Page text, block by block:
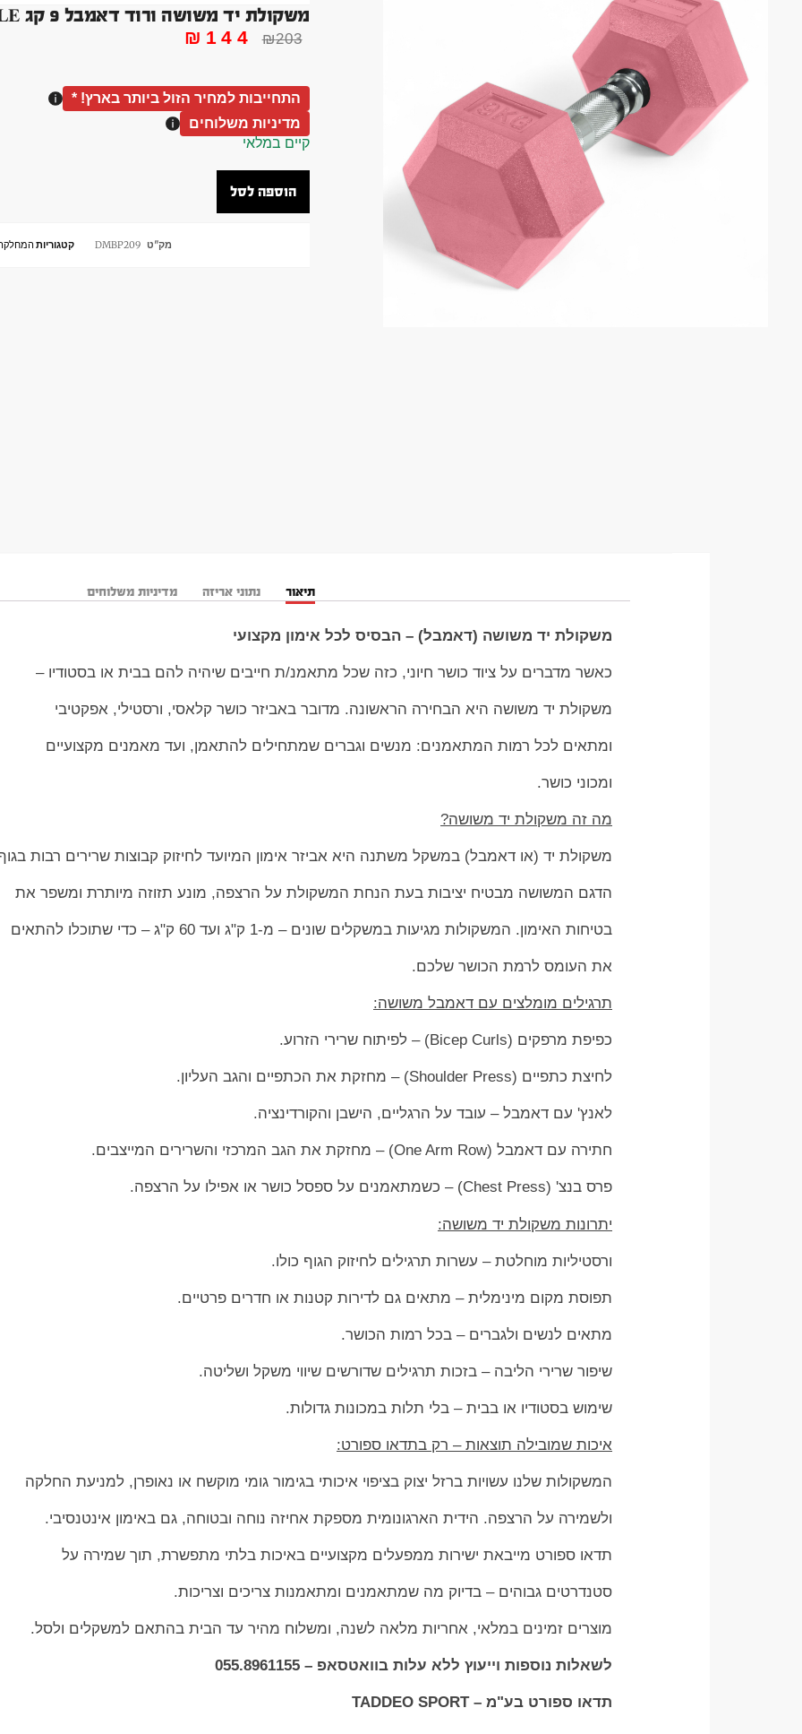
משקולת יד משושה ורוד דאמבל 9 קג DUMBBLLE בלעדי !
₪203
₪ 144
התחייבות למחיר הזול ביותר בארץ! *
מדיניות משלוחים
קיים במלאי
הוספה לסל
מק"ט DMBP209 קטגוריות
תיאור נתוני אריזה מדיניות משלוחים
משקולת יד משושה (דאמבל) – הבסיס לכל אימון מקצועי
כאשר מדברים על ציוד כושר חיוני, כזה שכל מתאמנ/ת חייבים שיהיה להם בבית או בסטודיו –
משקולת יד משושה היא הבחירה הראשונה. מדובר באביזר כושר קלאסי, ורסטילי, אפקטיבי
ומתאים לכל רמות המתאמנים: מנשים וגברים שמתחילים להתאמן, ועד מאמנים מקצועיים
ומכוני כושר.
מה זה משקולת יד משושה?
משקולת יד (או דאמבל) במשקל משתנה היא אביזר אימון המיועד לחיזוק קבוצות שרירים רבות
הדגם המשושה מבטיח יציבות בעת הנחת המשקולת על הרצפה, מונע תזוזה מיותרת ומשפר את
בטיחות האימון. המשקולות מגיעות במשקלים שונים – מ-1 ק"ג ועד 60 ק"ג – כדי שתוכלו להתאים
את העומס לרמת הכושר שלכם.
תרגילים מומלצים עם דאמבל משושה:
כפיפת מרפקים (Bicep Curls) – לפיתוח שרירי הזרוע.
לחיצת כתפיים (Shoulder Press) – מחזקת את הכתפיים והגב העליון.
לאנץ' עם דאמבל – עובד על הרגליים, הישבן והקורדינציה.
חתירה עם דאמבל (One Arm Row) – מחזקת את הגב המרכזי והשרירים המייצבים.
פרס בנצ' (Chest Press) – כשמתאמנים על ספסל כושר או אפילו על הרצפה.
יתרונות משקולת יד משושה:
ורסטיליות מוחלטת – עשרות תרגילים לחיזוק הגוף כולו.
תפוסת מקום מינימלית – מתאים גם לדירות קטנות או חדרים פרטיים.
מתאים לנשים ולגברים – בכל רמות הכושר.
שיפור שרירי הליבה – בזכות תרגילים שדורשים שיווי משקל ושליטה.
שימוש בסטודיו או בבית – בלי תלות במכונות גדולות.
איכות שמובילה תוצאות – רק בתדאו ספורט:
המשקולות שלנו עשויות ברזל יצוק בציפוי איכותי בגימור גומי מוקשח או נאופרן, למניעת החלקה
ולשמירה על הרצפה. הידית הארגונומית מספקת אחיזה נוחה ובטוחה, גם באימון אינטנסיבי.
תדאו ספורט מייבאת ישירות ממפעלים מקצועיים באיכות בלתי מתפשרת, תוך שמירה על
סטנדרטים גבוהים – בדיוק מה שמתאמנים ומתאמנות צריכים וצריכות.
מוצרים זמינים במלאי, אחריות מלאה לשנה, ומשלוח מהיר עד הבית בהתאם למשקלים ולסל.
לשאלות נוספות וייעוץ ללא עלות בוואטסאפ – 055.8961155
תדאו ספורט בע"מ – TADDEO SPORT